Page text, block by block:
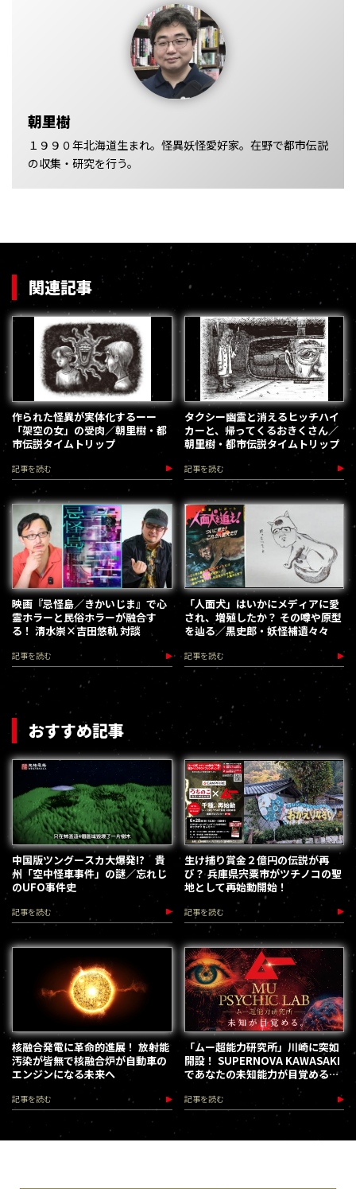
朝里樹
１９９０年北海道生まれ。怪異妖怪愛好家。在野で都市伝説
の収集・研究を行う。
関連記事
作られた怪異が実体化するーー
「架空の女」の受肉／朝里樹・都
市伝説タイムトリップ
記事を読む
タクシー幽霊と消えるヒッチハイ
カーと、帰ってくるおきくさん／
朝里樹・都市伝説タイムトリップ
記事を読む
映画『忌怪島／きかいじま』で心
霊ホラーと民俗ホラーが融合す
る！ 清水崇×吉田悠軌 対談
記事を読む
「人面犬」はいかにメディアに愛
され、増殖したか？ その噂や原型
を辿る／黒史郎・妖怪補遺々々
記事を読む
おすすめ記事
中国版ツングースカ大爆発!? 貴
州「空中怪車事件」の謎／忘れじ
のUFO事件史
記事を読む
生け捕り賞金２億円の伝説が再
び？ 兵庫県宍粟市がツチノコの聖
地として再始動開始！
記事を読む
核融合発電に革命的進展！ 放射能
汚染が皆無で核融合炉が自動車の
エンジンになる未来へ
記事を読む
「ムー超能力研究所」川崎に突如
開設！ SUPERNOVA KAWASAKI
であなたの未知能力が目覚める
（2026.8.18-28）
記事を読む